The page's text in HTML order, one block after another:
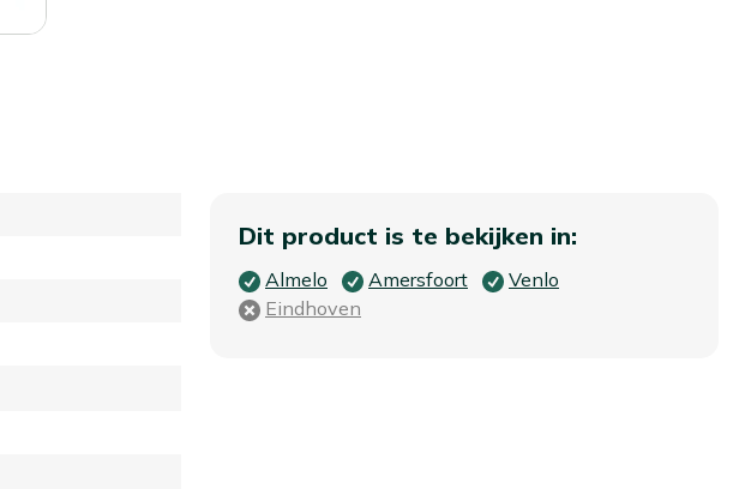
Dit product is te bekijken in:
Almelo Amersfoort
Venlo
Eindhoven